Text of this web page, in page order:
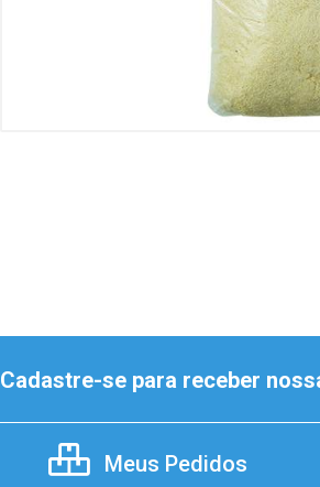
Cadastre-se para receber
Meus Pedidos